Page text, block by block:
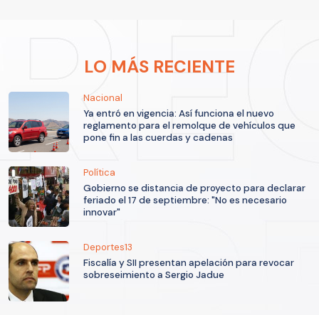
LO MÁS RECIENTE
Nacional
Ya entró en vigencia: Así funciona el nuevo
reglamento para el remolque de vehículos que
pone fin a las cuerdas y cadenas
Política
Gobierno se distancia de proyecto para declarar
feriado el 17 de septiembre: "No es necesario
innovar"
Deportes13
Fiscalía y SII presentan apelación para revocar
sobreseimiento a Sergio Jadue